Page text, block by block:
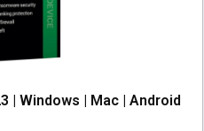
| Windows | Mac | Android